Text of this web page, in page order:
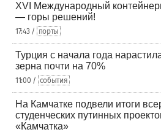
XVI Международный
— горы решений!
17:43 / порты
Турция с начала года
зерна почти на 70%
11:00 / события
На Камчатке подвели итоги
студенческих путинных
«Камчатка»